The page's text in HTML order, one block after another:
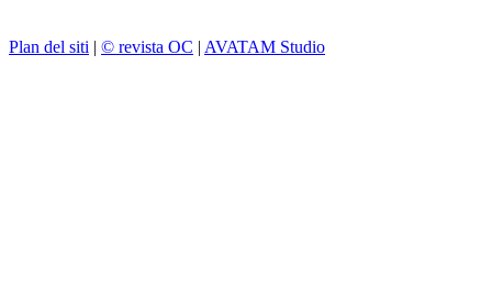
Plan del siti | © revista OC | AVATAM Studio